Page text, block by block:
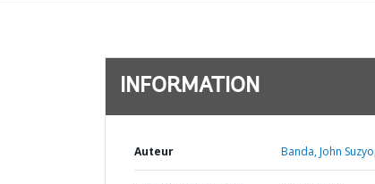
INFORMATION
Auteur Banda, John Suzyo;